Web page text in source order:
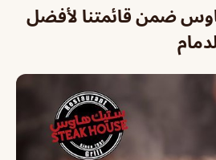
ضمن قائمتنا لأفضل